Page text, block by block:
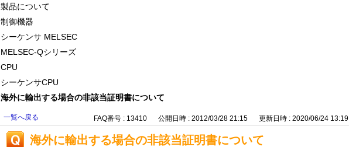
製品について
制御機器
シーケンサ MELSEC
MELSEC-Qシリーズ
CPU
シーケンサCPU
海外に輸出する場合の非該当証明書について
一覧へ戻る FAQ番号 : 13410 公開日時 : 2012/03/28 21:15 更新日時 : 2020/06/24 13:19
海外に輸出する場合の非該当証明書について